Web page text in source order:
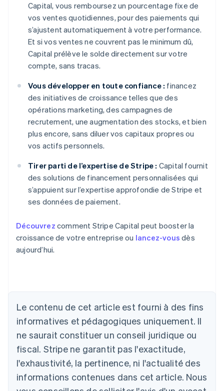
Capital, vous remboursez un pourcentage fixe de
vos ventes quotidiennes, pour des paiements qui
s’ajustent automatiquement à votre performance.
Et si vos ventes ne couvrent pas le minimum dû,
Capital prélève le solde directement sur votre
compte, sans tracas.
Vous développer en toute confiance : financez
des initiatives de croissance telles que des
opérations marketing, des campagnes de
recrutement, une augmentation des stocks, et bien
plus encore, sans diluer vos capitaux propres ou
vos actifs personnels.
Tirer parti de l’expertise de Stripe : Capital fournit
des solutions de financement personnalisées qui
s’appuient sur l’expertise approfondie de Stripe et
ses données de paiement.
Découvrez comment Stripe Capital peut booster la
croissance de votre entreprise ou lancez-vous dès
aujourd’hui.
Le contenu de cet article est fourni à des fins
informatives et pédagogiques uniquement. Il
ne saurait constituer un conseil juridique ou
fiscal. Stripe ne garantit pas l'exactitude,
l'exhaustivité, la pertinence, ni l'actualité des
informations contenues dans cet article. Nous
DeutschEnglish
English
Autriche
Deutsch English
Belgique
NederlandsFrançaisDeutschEnglish
Brésil